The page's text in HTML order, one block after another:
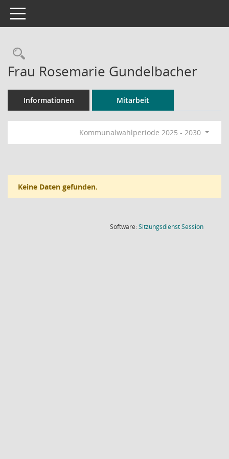
Toggle navigation
Rechercheauswahl
Frau Rosemarie Gundelbacher
Informationen Mitarbeit
Kommunalwahlperiode 2025 - 2030
Keine Daten gefunden.
Software:SitzungsdienstSession(Wird in